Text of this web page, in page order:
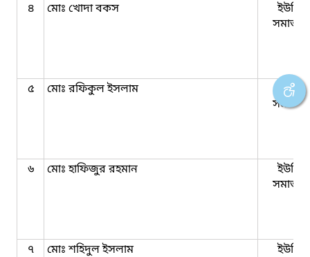
৪ মোঃ খোদা বকস
৫ মোঃ রফিকুল ইসলাম
৬ মোঃ হাফিজুর রহমান
৭ মোঃ শহিদুল ইসলাম